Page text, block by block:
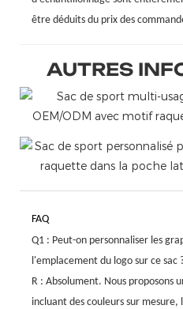
être déduits du prix des
AUTRES
FAQ
Q1 : Peut-on personnaliser les
l'emplacement du logo sur ce sac
R : Absolument. Nous proposons
incluant des couleurs sur